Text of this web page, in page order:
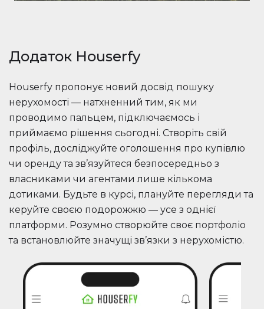
Додаток Houserfy
Houserfy пропонує новий досвід пошуку
нерухомості — натхненний тим, як ми
проводимо пальцем, підключаємось і
приймаємо рішення сьогодні. Створіть свій
профіль, досліджуйте оголошення про купівлю
чи оренду та зв’язуйтеся безпосередньо з
власниками чи агентами лише кількома
дотиками. Будьте в курсі, плануйте перегляди та
керуйте своєю подорожжю — усе з однієї
платформи. Розумно створюйте своє портфоліо
та встановлюйте значущі зв’язки з нерухомістю.